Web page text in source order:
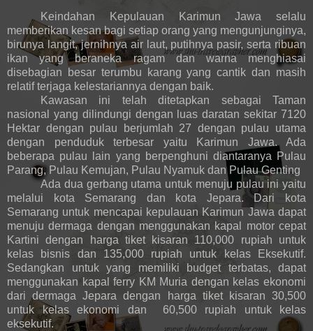
Keindahan Kepulauan Karimun Jawa selalu
memberikan kesan bagi setiap orang yang mengunjunginya,
birunya langit, jernihnya air laut, putihnya pasir, serta ribuan
ikan yang beraneka ragam dan warna menghiasai
disebagian besar terumbu karang yang cantik dan masih
relatif terjaga kelestariannya dengan baik.
Kawasan ini telah ditetapkan sebagai Taman
nasional yang dilindungi dengan luas daratan sekitar 7120
Hektar dengan pulau berjumlah 27 dengan pulau utama
dengan penduduk terbesar yaitu Karimun Jawa. Ada
beberapa pulau lain yang berpenghuni diantaranya Pulau
Parang, Pulau Kemujan, Pulau Nyamuk dan Pulau Genting
Ada dua gerbang utama untuk menuju pulau ini yaitu
melalui kota Semarang dan kota Jepara. Dari kota
Semarang untuk mencapai kepulauan Karimun Jawa dapat
menuju dermaga dengan menggunakan kapal motor cepat
Kartini dengan harga tiket kisaran 110,000 rupiah untuk
kelas bisnis dan 135,000 rupiah untuk kelas Eksekutif.
Sedangkan untuk yang memiliki budget terbatas, dapat
menggunakan kapal ferry KM Muria dengan kelas ekonomi
dari dermaga Jepara dengan harga tiket kisaran 30,500
untuk kelas ekonomi dan 60,500 rupiah untuk kelas
eksekutif.